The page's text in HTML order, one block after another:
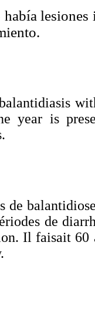
había
year is
de
de
Il faisait 60